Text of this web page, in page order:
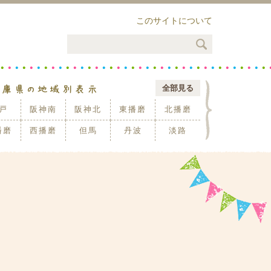
このサイトについて
全部見る
阪神南 阪神北 東播磨 北播磨
磨 西播磨 但馬 丹波 淡路